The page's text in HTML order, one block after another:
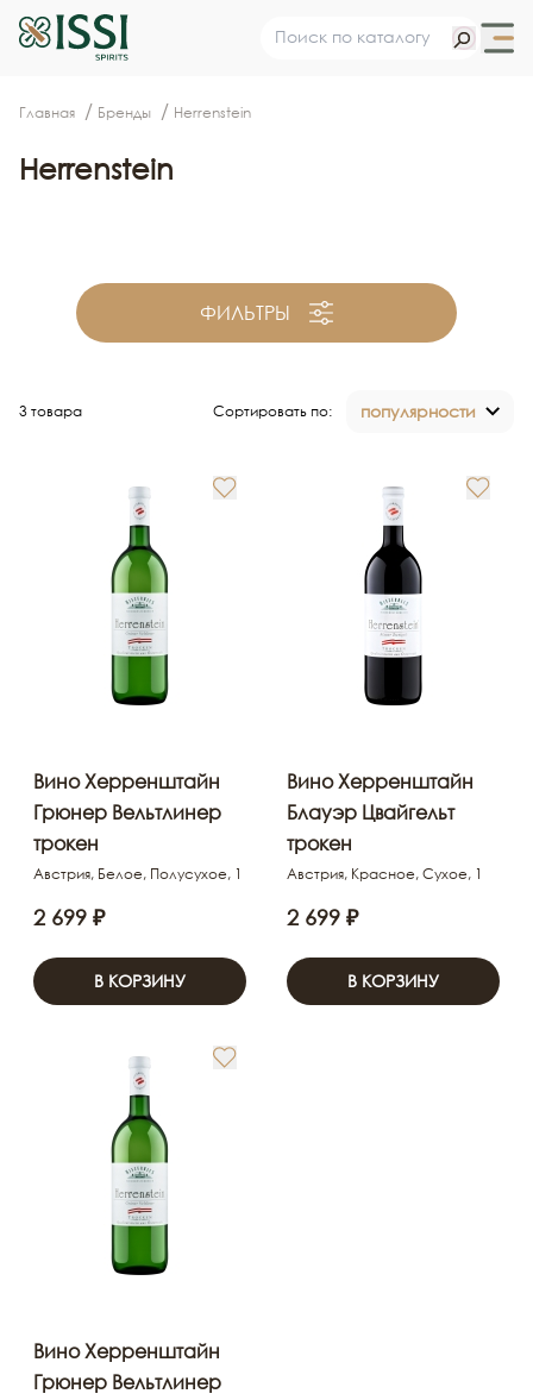
Главная Бренды Herrenstein
Herrenstein
ФИЛЬТРЫ
3 товара Сортировать по: популярности
Вино Херренштайн
Грюнер Вельтлинер
трокен
Австрия, Белое, Полусухое, 1
2 699 ₽
В КОРЗИНУ
Вино Херренштайн
Блауэр Цвайгельт
трокен
Австрия, Красное, Сухое, 1
2 699 ₽
В КОРЗИНУ
Вино Херренштайн
Грюнер Вельтлинер